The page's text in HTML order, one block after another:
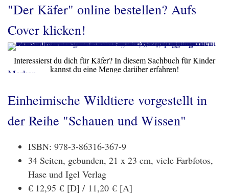
"Der Käfer" online bestellen? Aufs
Cover klicken!
Interessierst du dich für Käfer? In diesem Sachbuch für Kinder
kannst du eine Menge darüber erfahren!
Merken
Einheimische Wildtiere vorgestellt in
der Reihe "Schauen und Wissen"
ISBN: 978-3-86316-367-9
34 Seiten, gebunden, 21 x 23 cm, viele Farbfotos,
Hase und Igel Verlag
€ 12,95 € [D] / 11,20 € [A]